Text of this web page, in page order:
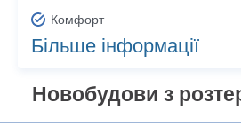
Комфорт
Більше інформації
Новобудови з